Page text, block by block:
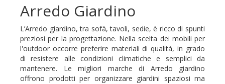
Arredo Giardino
L’Arredo giardino, tra sofà, tavoli, sedie, è ricco di spunti
preziosi per la progettazione. Nella scelta dei mobili per
l'outdoor occorre preferire materiali di qualità, in grado
di resistere alle condizioni climatiche e semplici da
mantenere. Le migliori marche di Arredo giardino
offrono prodotti per organizzare giardini spaziosi ma